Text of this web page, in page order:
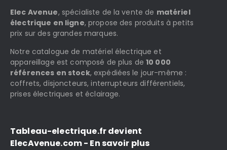
Elec Avenue, spécialiste de la vente de matériel
électrique en ligne, propose des produits à petits
prix sur des grandes marques.
Notre catalogue de matériel électrique et
appareillage est composé de plus de10 000
références en stock, expédiées le jour-même :
coffrets, disjoncteurs, interrupteurs différentiels,
prises électriques et éclairage.
Tableau-electrique.fr devient
ElecAvenue.com - En savoir plus